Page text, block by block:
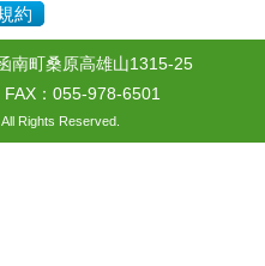
約
南町桑原高雄山1315-25
：055-978-6501
Rights Reserved.